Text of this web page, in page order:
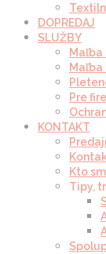
DOPREDAJ
SLUŽBY
Maľba
Maľba
Pre
KONTAKT
Kto
Tipy,